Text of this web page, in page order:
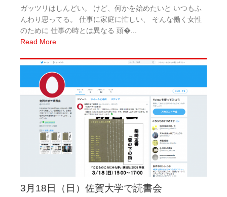
ガッツリはしんどい。 けど、何かを始めたいと いつもふ
んわり思ってる。 仕事に家庭に忙しい、 そんな働く女性
のために 仕事の時とは異なる 頭�...
Read More
3月18日（日）佐賀大学で読書会